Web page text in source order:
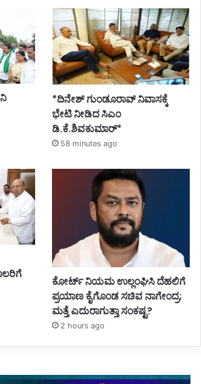
*ದಿನೇಶ್ ಗುಂಡೂರಾವ್ ನಿವಾಸಕ್ಕೆ
ಭೇಟಿ ನೀಡಿದ ಸಿಎಂ
ಡಿ.ಕೆ.ಶಿವಕುಮಾರ್*
58 minutes ago
ಕೋರ್ಟ್ ನಿಯಮ ಉಲ್ಲಂಘಿಸಿ ದೆಹಲಿಗೆ
ಪ್ರಯಾಣ ಕೈಗೊಂಡ ಸಚಿವ ನಾಗೇಂದ್ರ;
ಮತ್ತೆ ಎದುರಾಗುತ್ತಾ ಸಂಕಷ್ಟ?
2 hours ago